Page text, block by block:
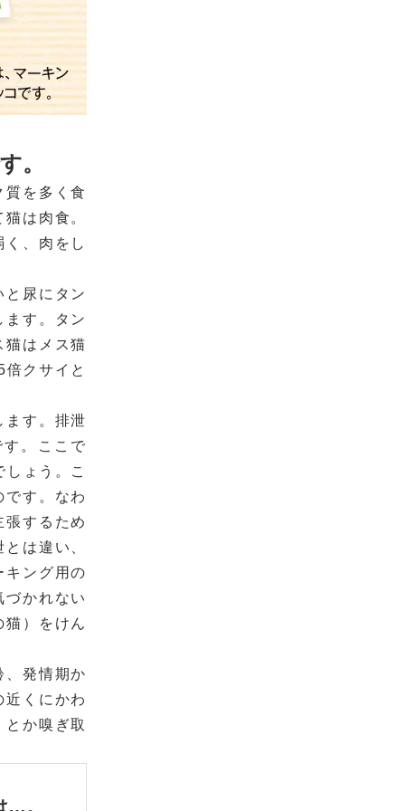
。
を多く食
は肉食。
、肉をし
尿にタン
す。タン
猫はメス猫
クサイと
ます。排泄
。ここで
ょう。こ
す。なわ
するため
は違い、
キング用の
かれない
）をけん
、発情期か
くにかわ
か嗅ぎ取
…。